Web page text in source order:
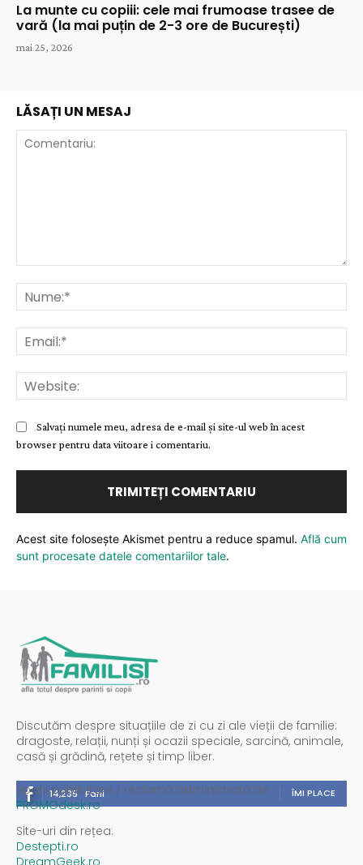
La munte cu copiii: cele mai frumoase trasee de
vară (la mai puțin de 2-3 ore de București)
mai 25, 2026
LĂSAȚI UN MESAJ
Salvați numele meu, adresa de e-mail și site-ul web în acest
browser pentru data viitoare i comentariu.
Acest site folosește Akismet pentru a reduce spamul. Află cum
sunt procesate datele comentariilor tale.
Discutăm despre situațiile de zi cu zi ale vieții de familie:
dragoste, relații, nunți și ocazii speciale, sarcină, animale,
casă și grădină, rețete și timp liber.
14,235 Fani ÎMI PLACE
Spații publicitare / reclamă administrată de
PROMOdesk.ro
Site-uri din rețea:
Destepti.ro
DreamGeek.ro